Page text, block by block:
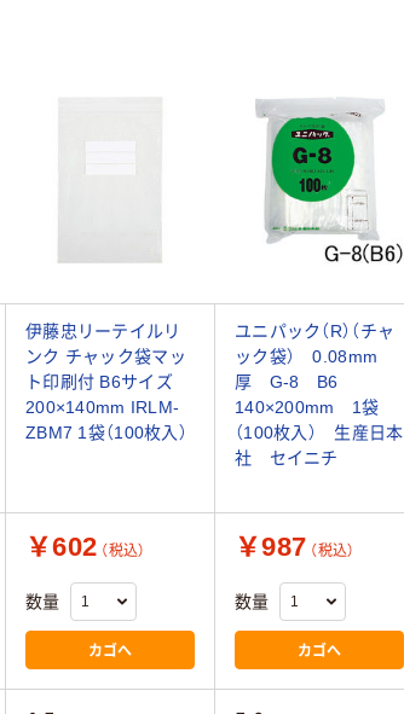
伊藤忠リーテイルリ
ンク チャック袋マッ
ト印刷付 B6サイズ
200×140mm IRLM-
ZBM7 1袋（100枚入）
ユニパック（R）（チャ
ック袋） 0.08mm
厚 G-8 B6
140×200mm 1袋
（100枚入） 生産日本
社 セイニチ
￥602 （税込）
数量
カゴへ
￥987 （税込）
数量
カゴへ